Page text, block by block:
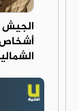
أشخاص